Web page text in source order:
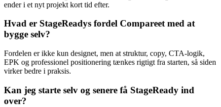
ender i et nyt projekt kort tid efter.
Hvad er StageReadys fordel Compareet med at
bygge selv?
Fordelen er ikke kun designet, men at struktur, copy, CTA-logik,
EPK og professionel positionering tænkes rigtigt fra starten, så siden
virker bedre i praksis.
Kan jeg starte selv og senere få StageReady ind
over?